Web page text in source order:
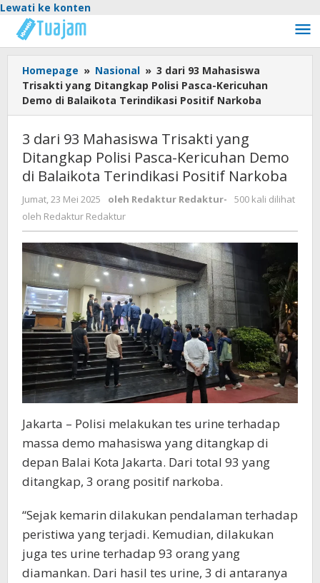
Lewati ke konten
Homepage » Nasional » 3 dari 93 Mahasiswa
Trisakti yang Ditangkap Polisi Pasca-Kericuhan
Demo di Balaikota Terindikasi Positif Narkoba
3 dari 93 Mahasiswa Trisakti yang
Ditangkap Polisi Pasca-Kericuhan Demo
di Balaikota Terindikasi Positif Narkoba
Jumat, 23 Mei 2025 oleh Redaktur Redaktur-
500 kali dilihat
oleh Redaktur Redaktur
Jakarta – Polisi melakukan tes urine terhadap
massa demo mahasiswa yang ditangkap di
depan Balai Kota Jakarta. Dari total 93 yang
ditangkap, 3 orang positif narkoba.
“Sejak kemarin dilakukan pendalaman terhadap
peristiwa yang terjadi. Kemudian, dilakukan
juga tes urine terhadap 93 orang yang
diamankan. Dari hasil tes urine, 3 di antaranya